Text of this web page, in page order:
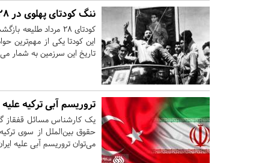
ننگ کودتای پهلوی در 28 مرداد را با این کتب بهتر بشناسید
کودتای 28 مرداد
این کودتا یکی از مهم‌ترین
تاریخ این سرزمین به شمار
تروریسم آبی ترکیه علیه
یک کارشناس مسائل
حقوق بین‌الملل از سوی
می‌توان تروریسم آبی علیه